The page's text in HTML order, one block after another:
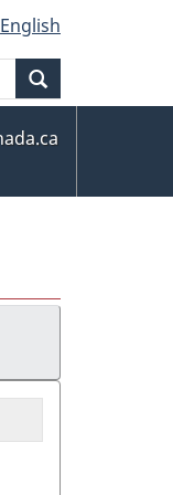
English